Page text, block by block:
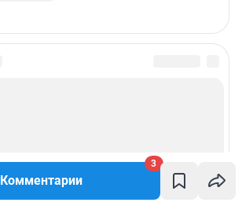
Комментарии
3